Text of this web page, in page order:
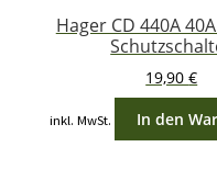
Hager CD 440A
19,90€
inkl. MwSt. In den